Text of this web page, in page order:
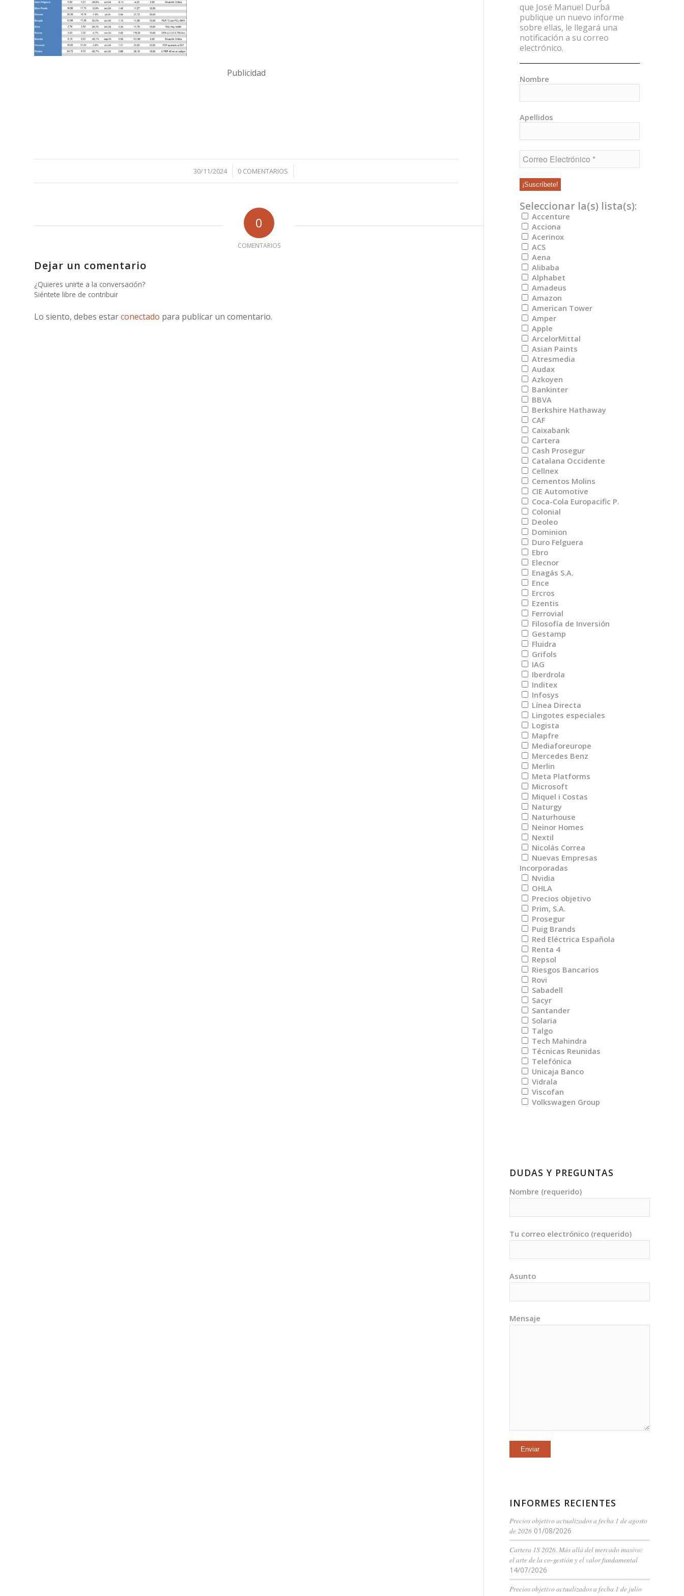
Publicidad
30/11/2024
/ 0 COMENTARIOS
/
0
COMENTARIOS
Dejar un comentario
¿Quieres unirte a la conversación?
Siéntete libre de contribuir
Lo siento, debes estarconectado para publicar un comentario.
que José Manuel Durbá
publique un nuevo informe
sobre ellas, le llegará una
notificación a su correo
electrónico.
Nombre
Apellidos
Seleccionar la(s) lista(s):
Accenture
Acciona
Acerinox
ACS
Aena
Alibaba
Alphabet
Amadeus
Amazon
American Tower
Amper
Apple
ArcelorMittal
Asian Paints
Atresmedia
Audax
Azkoyen
Bankinter
BBVA
Berkshire Hathaway
CAF
Caixabank
Cartera
Cash Prosegur
Catalana Occidente
Cellnex
Cementos Molins
CIE Automotive
Coca-Cola Europacific P.
Colonial
Deoleo
Dominion
Duro Felguera
Ebro
Elecnor
Enagás S.A.
Ence
Ercros
Ezentis
Ferrovial
Filosofía de Inversión
Gestamp
Fluidra
Grifols
IAG
Iberdrola
Inditex
Infosys
Línea Directa
Lingotes especiales
Logista
Mapfre
Mediaforeurope
Mercedes Benz
Merlin
Meta Platforms
Microsoft
Miquel i Costas
Naturgy
Naturhouse
Neinor Homes
Nextil
Nicolás Correa
Nuevas Empresas
Incorporadas
Nvidia
OHLA
Precios objetivo
Prim, S.A.
Prosegur
Puig Brands
Red Eléctrica Española
Renta 4
Repsol
Riesgos Bancarios
Rovi
Sabadell
Sacyr
Santander
Solaria
Talgo
Tech Mahindra
Técnicas Reunidas
Telefónica
Unicaja Banco
Vidrala
Viscofan
Volkswagen Group
DUDAS Y PREGUNTAS
Nombre (requerido)
Tu correo electrónico (requerido)
Asunto
Mensaje
INFORMES RECIENTES
Precios objetivo actualizados a fecha 1 de agosto
de 2026 01/08/2026
Cartera 1S 2026. Más allá del mercado masivo:
el arte de la co-gestión y el valor fundamental
14/07/2026
Precios objetivo actualizados a fecha 1 de julio